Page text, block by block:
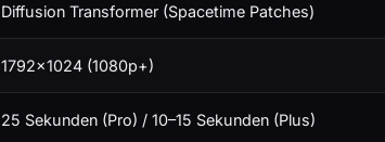
Diffusion Transformer (Spacetime Patches)
1792×1024 (1080p+)
25 Sekunden (Pro) / 10–15 Sekunden (Plus)